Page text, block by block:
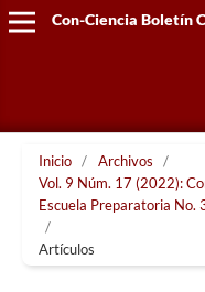
Con-Ciencia Boletín
Inicio / Archivos
/
Vol. 9 Núm. 17 (2022):
Escuela Preparatoria No.
/
Artículos